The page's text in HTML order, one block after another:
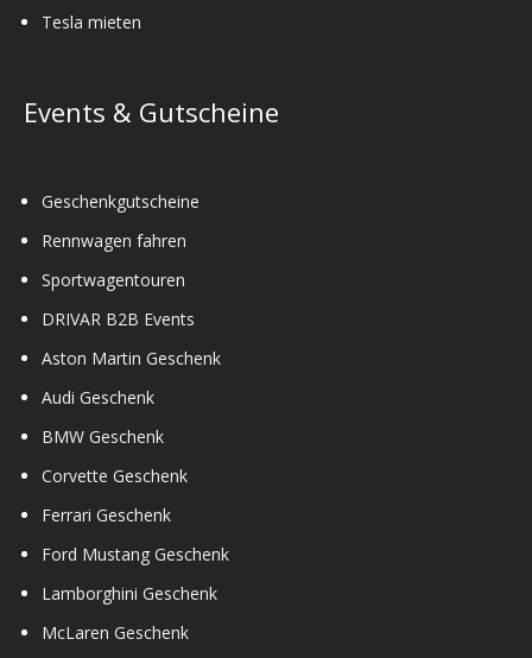
Tesla mieten
Events & Gutscheine
Geschenkgutscheine
Rennwagen fahren
Sportwagentouren
DRIVAR B2B Events
Aston Martin Geschenk
Audi Geschenk
BMW Geschenk
Corvette Geschenk
Ferrari Geschenk
Ford Mustang Geschenk
Lamborghini Geschenk
McLaren Geschenk